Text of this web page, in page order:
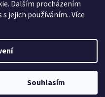
Dalším procházením
jejich používáním.. Více
Souhlasím
. Všechna práva vyhrazena.